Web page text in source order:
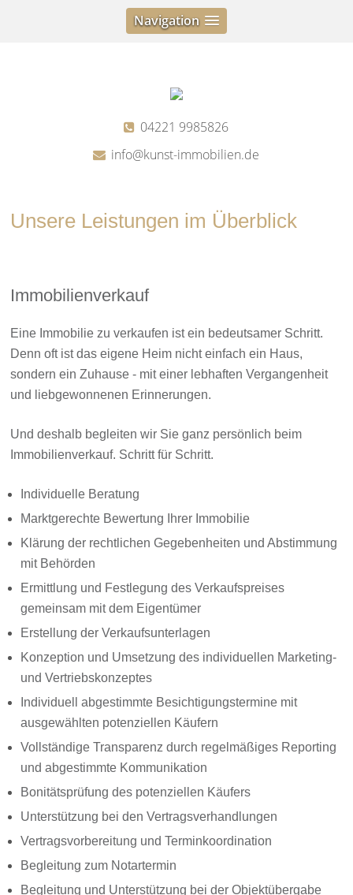
Navigation
04221 9985826
info@kunst-immobilien.de
Unsere Leistungen im Überblick
Immobilienverkauf
Eine Immobilie zu verkaufen ist ein bedeutsamer Schritt.
Denn oft ist das eigene Heim nicht einfach ein Haus,
sondern ein Zuhause - mit einer lebhaften Vergangenheit
und liebgewonnenen Erinnerungen.
Und deshalb begleiten wir Sie ganz persönlich beim
Immobilienverkauf. Schritt für Schritt.
Individuelle Beratung
Marktgerechte Bewertung Ihrer Immobilie
Klärung der rechtlichen Gegebenheiten und Abstimmung
mit Behörden
Ermittlung und Festlegung des Verkaufspreises
gemeinsam mit dem Eigentümer
Erstellung der Verkaufsunterlagen
Konzeption und Umsetzung des individuellen Marketing-
und Vertriebskonzeptes
Individuell abgestimmte Besichtigungstermine mit
ausgewählten potenziellen Käufern
Vollständige Transparenz durch regelmäßiges Reporting
und abgestimmte Kommunikation
Bonitätsprüfung des potenziellen Käufers
Unterstützung bei den Vertragsverhandlungen
Vertragsvorbereitung und Terminkoordination
Begleitung zum Notartermin
Begleitung und Unterstützung bei der Objektübergabe